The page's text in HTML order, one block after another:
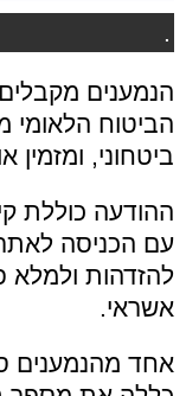
.
הנמענים
הביטוח הלאומי
ביטחוני,
ההודעה כוללת
עם הכניסה
להזדהות ולמלא
אשראי.
אחד מהנמענים